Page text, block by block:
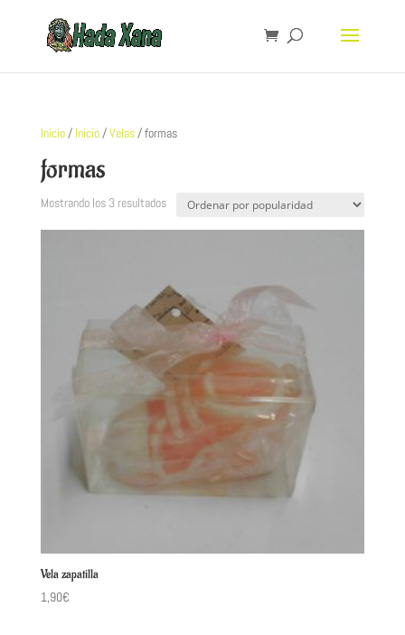
Inicio/ Inicio/Velas/ formas
formas
Mostrando los 3 resultados
Vela zapatilla
1,90€